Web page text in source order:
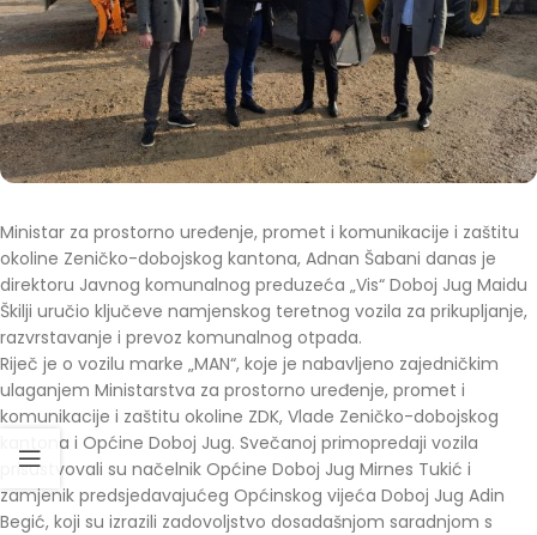
Ministar za prostorno uređenje, promet i komunikacije i zaštitu
okoline Zeničko-dobojskog kantona, Adnan Šabani danas je
direktoru Javnog komunalnog preduzeća „Vis“ Doboj Jug Maidu
Škilji uručio ključeve namjenskog teretnog vozila za prikupljanje,
razvrstavanje i prevoz komunalnog otpada.
Riječ je o vozilu marke „MAN“, koje je nabavljeno zajedničkim
ulaganjem Ministarstva za prostorno uređenje, promet i
komunikacije i zaštitu okoline ZDK, Vlade Zeničko-dobojskog
kantona i Općine Doboj Jug. Svečanoj primopredaji vozila
prisustvovali su načelnik Općine Doboj Jug Mirnes Tukić i
zamjenik predsjedavajućeg Općinskog vijeća Doboj Jug Adin
Begić, koji su izrazili zadovoljstvo dosadašnjom saradnjom s